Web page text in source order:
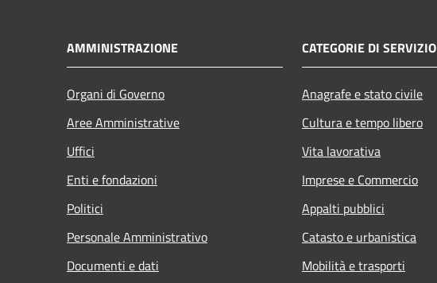
AMMINISTRAZIONE
Organi di Governo
Aree Amministrative
Uffici
Enti e fondazioni
Politici
Personale Amministrativo
Documenti e dati
CATEGORIE DI SERVIZIO
Anagrafe e stato civile
Cultura e tempo libero
Vita lavorativa
Imprese e Commercio
Appalti pubblici
Catasto e urbanistica
Mobilità e trasporti